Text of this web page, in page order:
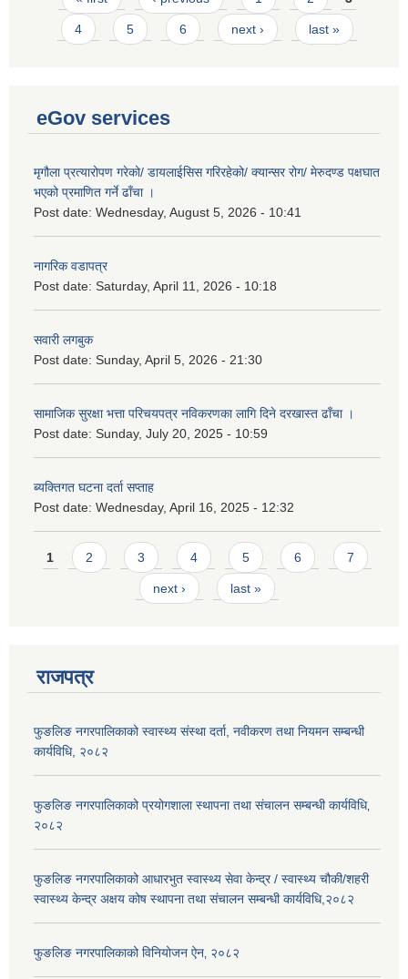
4 5 6 next › last »
eGov services
मृगौला प्रत्यारोपण गरेको/ डायलाईसिस गरिरहेको/ क्यान्सर रोग/ मेरुदण्ड पक्षघात
भएको प्रमाणित गर्ने ढाँचा ।
Post date: Wednesday, August 5, 2026 - 10:41
नागरिक वडापत्र
Post date: Saturday, April 11, 2026 - 10:18
सवारी लगबुक
Post date: Sunday, April 5, 2026 - 21:30
सामाजिक सुरक्षा भत्ता परिचयपत्र नविकरणका लागि दिने दरखास्त ढाँचा ।
Post date: Sunday, July 20, 2025 - 10:59
ब्यक्तिगत घटना दर्ता सप्ताह
Post date: Wednesday, April 16, 2025 - 12:32
Pages
1 2 3 4 5 6 7
next › last »
राजपत्र
फुङलिङ नगरपालिकाको स्वास्थ्य संस्था दर्ता, नवीकरण तथा नियमन सम्बन्धी
कार्यविधि, २०८२
फुङलिङ नगरपालिकाको प्रयोगशाला स्थापना तथा संचालन सम्बन्धी कार्यविधि‚
२०८२
फुङलिङ नगरपालिकाको आधारभुत स्वास्थ्य सेवा केन्द्र / स्वास्थ्य चौकी/शहरी
स्वास्थ्य केन्द्र अक्षय कोष स्थापना तथा संचालन सम्बन्धी कार्यविधि,२०८२
फुङलिङ नगरपालिकाको विनियोजन ऐन‚ २०८२